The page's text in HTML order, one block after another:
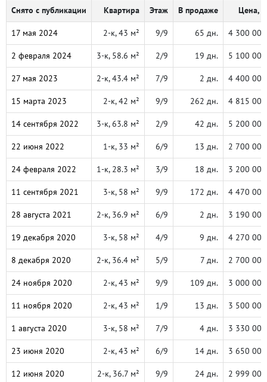
Снято с публикации Квартира Этаж В продаже Цена, ₽
17 мая 2024 2-к, 43 м² 9/9 65 дн. 4 300 000
2 февраля 2024 3-к, 58.6 м² 2/9 19 дн. 5 100 000
27 мая 2023 2-к, 43.4 м² 7/9 2 дн. 4 400 000
15 марта 2023 2-к, 42 м² 9/9 262 дн. 4 815 000
14 сентября 2022 3-к, 63.8 м² 2/9 42 дн. 5 200 000
22 июня 2022 1-к, 33 м² 6/9 13 дн. 2 700 000
24 февраля 2022 1-к, 28.3 м² 3/9 18 дн. 3 200 000
11 сентября 2021 3-к, 58 м² 9/9 172 дн. 4 470 000
28 августа 2021 2-к, 36.9 м² 6/9 2 дн. 3 190 000
19 декабря 2020 3-к, 58 м² 4/9 9 дн. 4 270 000
8 декабря 2020 2-к, 36.4 м² 5/9 7 дн. 2 700 000
24 ноября 2020 2-к, 43 м² 9/9 109 дн. 3 000 000
11 ноября 2020 2-к, 43 м² 1/9 13 дн. 3 500 000
1 августа 2020 3-к, 58 м² 7/9 4 дн. 3 330 000
23 июня 2020 2-к, 43 м² 6/9 14 дн. 3 650 000
12 июня 2020 2-к, 36.7 м² 9/9 24 дн. 2 999 000